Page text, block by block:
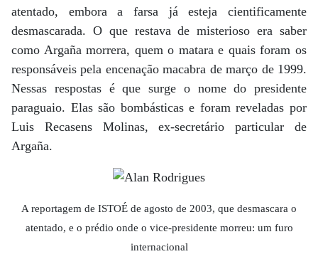
atentado, embora a farsa já esteja cientificamente
desmascarada. O que restava de misterioso era saber
como Argaña morrera, quem o matara e quais foram os
responsáveis pela encenação macabra de março de 1999.
Nessas respostas é que surge o nome do presidente
paraguaio. Elas são bombásticas e foram reveladas por
Luis Recasens Molinas, ex-secretário particular de
Argaña.
A reportagem de ISTOÉ de agosto de 2003, que desmascara o
atentado, e o prédio onde o vice-presidente morreu: um furo
internacional